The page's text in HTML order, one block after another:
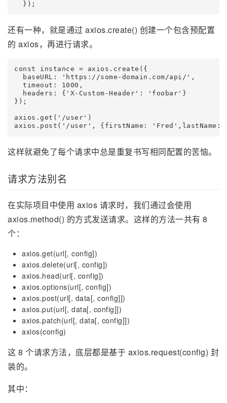
还有一种，就是通过 axios.create() 创建一个包含预配置
的 axios，再进行请求。
const instance = axios.create({
  baseURL: 'https://some-domain.com/api/',
  timeout: 1000,
  headers: {'X-Custom-Header': 'foobar'}
});
axios.get('/user')
这样就避免了每个请求中总是重复书写相同配置的苦恼。
请求方法别名
在实际项目中使用 axios 请求时，我们通过会使用
axios.method() 的方式发送请求。这样的方法一共有 8
个：
axios.get(url[, config])
axios.delete(url[, config])
axios.head(url[, config])
axios.options(url[, config])
axios.post(url[, data[, config]])
axios.put(url[, data[, config]])
axios.patch(url[, data[, config]])
axios(config)
这 8 个请求方法，底层都是基于 axios.request(config) 封
装的。
其中：